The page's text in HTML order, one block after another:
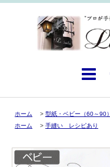
ホーム > 型紙・ベビー（60～90）
ホーム
> 手縫い レシピあり